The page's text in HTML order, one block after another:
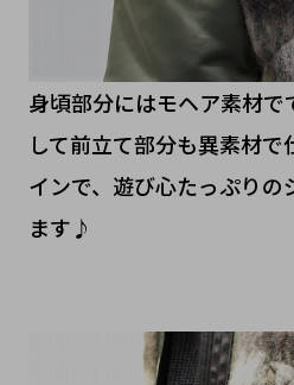
身頃部分にはモヘア素材
して前立て部分も異素材
インで、遊び心たっぷりの
ます♪